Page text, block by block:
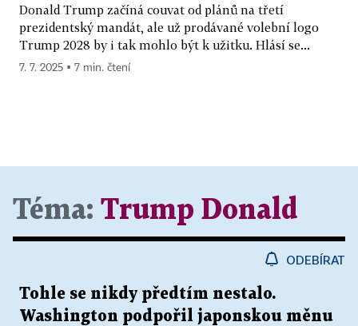
Donald Trump začíná couvat od plánů na třetí
prezidentský mandát, ale už prodávané volební logo
Trump 2028 by i tak mohlo být k užitku. Hlásí se...
7. 7. 2025 ▪ 7 min. čtení
Téma: Trump Donald
ODEBÍRAT
Tohle se nikdy předtím nestalo.
Washington podpořil japonskou měnu